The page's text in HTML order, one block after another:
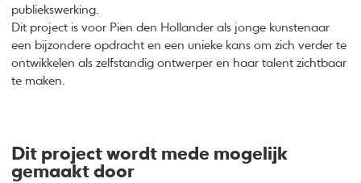
publiekswerking.
Dit project is voor Pien den Hollander als jonge kunstenaar
een bijzondere opdracht en een unieke kans om zich verder te
ontwikkelen als zelfstandig ontwerper en haar talent zichtbaar
te maken.
Dit project wordt mede mogelijk
gemaakt door